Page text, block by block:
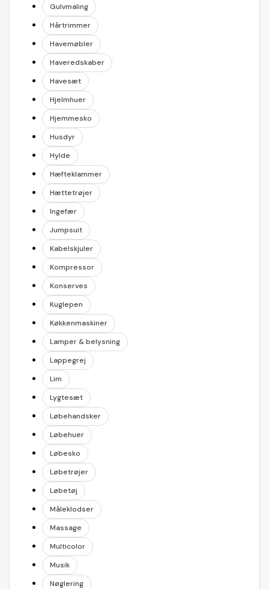
Gulvmaling
Hårtrimmer
Havemøbler
Haveredskaber
Havesæt
Hjelmhuer
Hjemmesko
Husdyr
Hylde
Hæfteklammer
Hættetrøjer
Ingefær
Jumpsuit
Kabelskjuler
Kompressor
Konserves
Kuglepen
Køkkenmaskiner
Lamper & belysning
Lappegrej
Lim
Lygtesæt
Løbehandsker
Løbehuer
Løbesko
Løbetrøjer
Løbetøj
Måleklodser
Massage
Multicolor
Musik
Nøglering